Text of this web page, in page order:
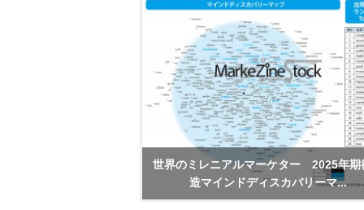
世界のミレニアルマーケター 2025年期
造マインドディスカバリーマ...